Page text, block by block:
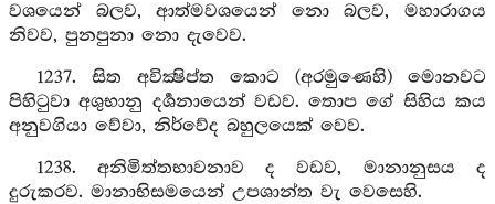
වශයෙන් බලව, ආත්මවශයෙන් නො බලව, මහාරාගය
නිවව, පුනපුනා නො දැවෙව.
1237. සිත අවික්‍ෂිප්ත කොට (අරමුණෙහි) මොනවට
පිහිටුවා අශුභානු දර්‍ශනායෙන් වඩව. තොප ගේ සිහිය කය
අනුවගියා වේවා, නිර්වේද බහුලයෙක් වෙව.
1238. අනිමිත්තභාවනාව ද වඩව, මානානුසය ද
දුරුකරව. මානාභිසමයෙන් උපශාන්ත වැ වෙසෙහි.